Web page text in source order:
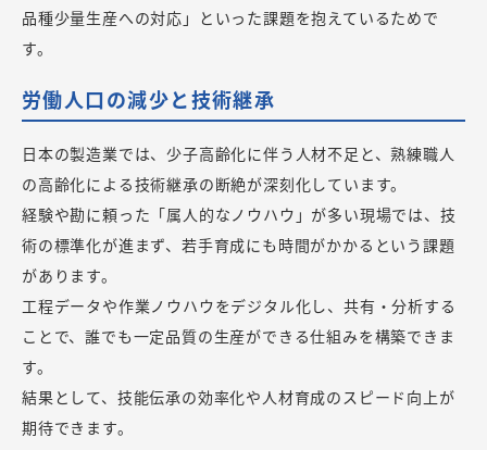
品種少量生産への対応」といった課題を抱えているためで
す。
労働人口の減少と技術継承
日本の製造業では、少子高齢化に伴う人材不足と、熟練職人
の高齢化による技術継承の断絶が深刻化しています。
経験や勘に頼った「属人的なノウハウ」が多い現場では、技
術の標準化が進まず、若手育成にも時間がかかるという課題
があります。
工程データや作業ノウハウをデジタル化し、共有・分析する
ことで、誰でも一定品質の生産ができる仕組みを構築できま
す。
結果として、技能伝承の効率化や人材育成のスピード向上が
期待できます。